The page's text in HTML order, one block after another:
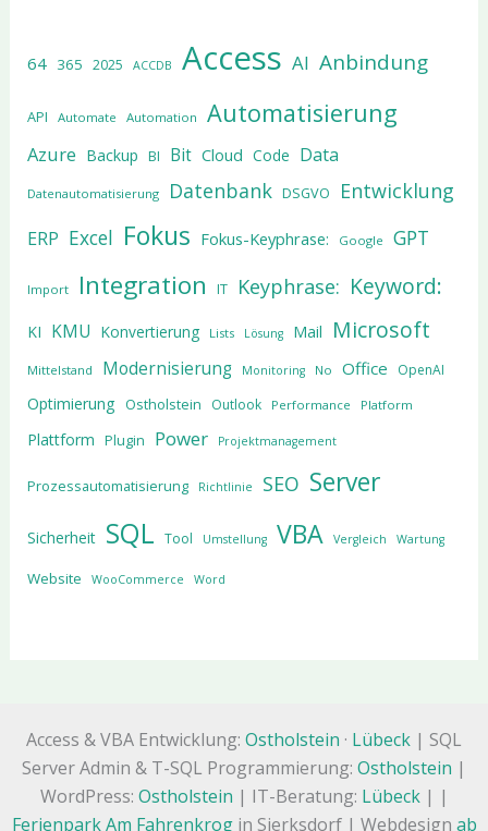
64 365 2025 ACCDB Access AI Anbindung
API Automate Automation Automatisierung
Azure Backup BI Bit Cloud Code Data
Datenautomatisierung Datenbank DSGVO Entwicklung
ERP Excel Fokus Fokus-Keyphrase: Google GPT
Import Integration IT Keyphrase: Keyword:
KI KMU Konvertierung Lists Lösung Mail Microsoft
Mittelstand Modernisierung Monitoring No Office OpenAI
Optimierung Ostholstein Outlook Performance Platform
Plattform Plugin Power Projektmanagement
Prozessautomatisierung Richtlinie SEO Server
Sicherheit SQL Tool Umstellung VBA Vergleich Wartung
Website WooCommerce Word
Access & VBA Entwicklung: Ostholstein · Lübeck | SQL
Server Admin & T-SQL Programmierung: Ostholstein |
WordPress: Ostholstein | IT-Beratung: Lübeck| |
Ferienpark Am Fahrenkrogin Sierksdorf | Webdesign ab